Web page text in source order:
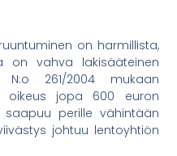
on harmillista,
on vahva lakisääteinen
N:o 261/2004 mukaan
oikeus jopa 600 euron
saapuu perille vähintään
johtuu lentoyhtiön